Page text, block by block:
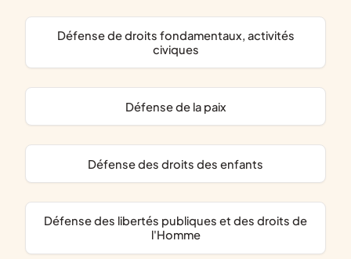
défense de droits fondamentaux, activités
civiques
défense de la paix
défense des droits des enfants
défense des libertés publiques et des droits de
l'Homme